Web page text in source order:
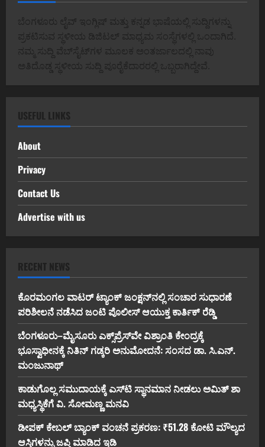
ಬೆಂಗಳೂರು ಲೈವ್ ಇಂಗ್ಲಿಷ್ ಮತ್ತು ಕನ್ನಡ ಭಾಷೆಯಲ್ಲಿ ಸುದ್ದಿಗಳನ್ನು
ಪ್ರಕಟಿಸುವ ಸ್ಥಳೀಯ ಡಿಜಿಟಲ್ ಮಾಧ್ಯಮ ಸಂಸ್ಥೆಗಳಲ್ಲಿ ಒಂದಾಗಿದೆ.
ನಮ್ಮ ಸುದ್ದಿ ವೆಬ್‌ಸೈಟ್‌ಗಳ ಮೂಲಕ ಅಂತರ್ಜಾಲದಲ್ಲಿ ನಾವು
ಅತಿದೊಡ್ಡ ಸ್ಥಳೀಯ ಸುದ್ದಿ ಪೂರೈಕೆದಾರರಲ್ಲಿ ಒಬ್ಬರಾಗಿದ್ದೇವೆ.
USEFUL LINKS
About
Privacy
Contact Us
Advertise with us
RECENT NEWS
ಕೊರಮಂಗಲ ವಾಟರ್ ಟ್ಯಾಂಕ್ ಜಂಕ್ಷನ್‌ನಲ್ಲಿ ಸಂಚಾರ ಸುಧಾರಣೆ
ಪರಿಶೀಲನೆ ನಡೆಸಿದ ಜಂಟಿ ಪೊಲೀಸ್ ಆಯುಕ್ತ ಕಾರ್ತಿಕ್ ರೆಡ್ಡಿ
ಬೆಂಗಳೂರು–ಮೈಸೂರು ಎಕ್ಸ್‌ಪ್ರೆಸ್‌ವೇ ವಿಶ್ರಾಂತಿ ಕೇಂದ್ರಕ್ಕೆ
ಭೂಸ್ವಾಧೀನಕ್ಕೆ ನಿತಿನ್ ಗಡ್ಕರಿ ಅನುಮೋದನೆ: ಸಂಸದ ಡಾ. ಸಿ.ಎನ್.
ಮಂಜುನಾಥ್
ಕಾಡುಗೊಲ್ಲ ಸಮುದಾಯಕ್ಕೆ ಎಸ್‌ಟಿ ಸ್ಥಾನಮಾನ ನೀಡಲು ಅಮಿತ್ ಶಾ
ಮಧ್ಯಸ್ಥಿಕೆಗೆ ವಿ. ಸೋಮಣ್ಣ ಮನವಿ
ಡೀಪಕ್ ಕೇಬಲ್ ಬ್ಯಾಂಕ್ ವಂಚನೆ ಪ್ರಕರಣ: ₹51.28 ಕೋಟಿ ಮೌಲ್ಯದ
ಆಸ್ತಿಗಳನ್ನು ಜಪ್ತಿ ಮಾಡಿದ ಇಡಿ